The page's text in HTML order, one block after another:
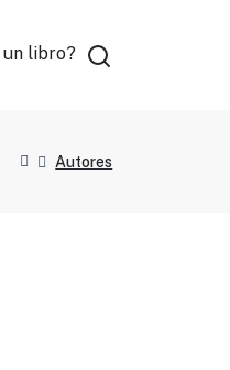
un libro?
Autores